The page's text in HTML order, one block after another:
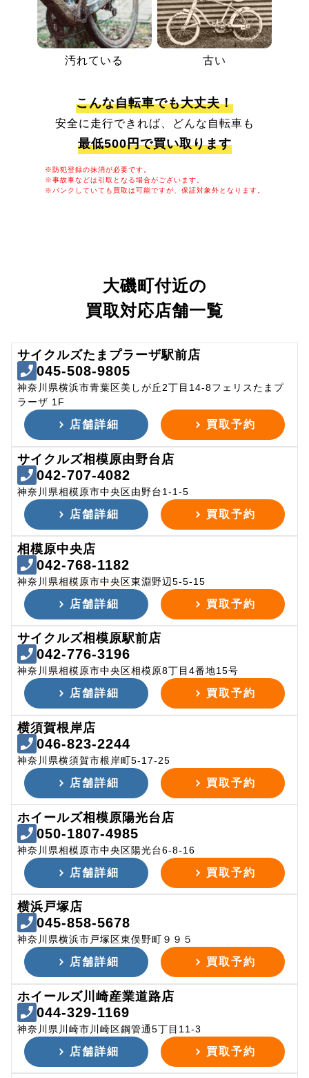
汚れている 古い
こんな自転車でも大丈夫！
安全に走行できれば、どんな自転車も
最低500円で買い取ります
※防犯登録の抹消が必要です。
※事故車などは引取となる場合がございます。
※パンクしていても買取は可能ですが、保証対象外となります。
大磯町付近の
買取対応店舗一覧
サイクルズたまプラーザ駅前店
045-508-9805
神奈川県横浜市青葉区美しが丘2丁目14-8フェリスたまプ
ラーザ 1F
店舗詳細 買取予約
サイクルズ相模原由野台店
042-707-4082
神奈川県相模原市中央区由野台1-1-5
店舗詳細 買取予約
相模原中央店
042-768-1182
神奈川県相模原市中央区東淵野辺5-5-15
店舗詳細 買取予約
サイクルズ相模原駅前店
042-776-3196
神奈川県相模原市中央区相模原8丁目4番地15号
店舗詳細 買取予約
横須賀根岸店
046-823-2244
神奈川県横須賀市根岸町5-17-25
店舗詳細 買取予約
ホイールズ相模原陽光台店
050-1807-4985
神奈川県相模原市中央区陽光台6-8-16
店舗詳細 買取予約
横浜戸塚店
045-858-5678
神奈川県横浜市戸塚区東俣野町９９５
店舗詳細 買取予約
ホイールズ川崎産業道路店
044-329-1169
神奈川県川崎市川崎区鋼管通5丁目11-3
店舗詳細 買取予約